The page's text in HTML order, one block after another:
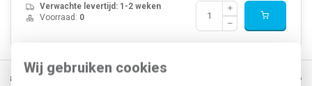
Wij gebruiken cookies
Verwachte levertijd: 1-2 weken
Voorraad: 0
verzending vanaf € 150 Voor